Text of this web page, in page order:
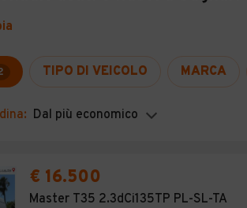
lungo termine
TIPO DI VEICOLO MARCA
Dal più economico
€ 16.500
Master T35 2.3dCi135TP PL-SL-TA